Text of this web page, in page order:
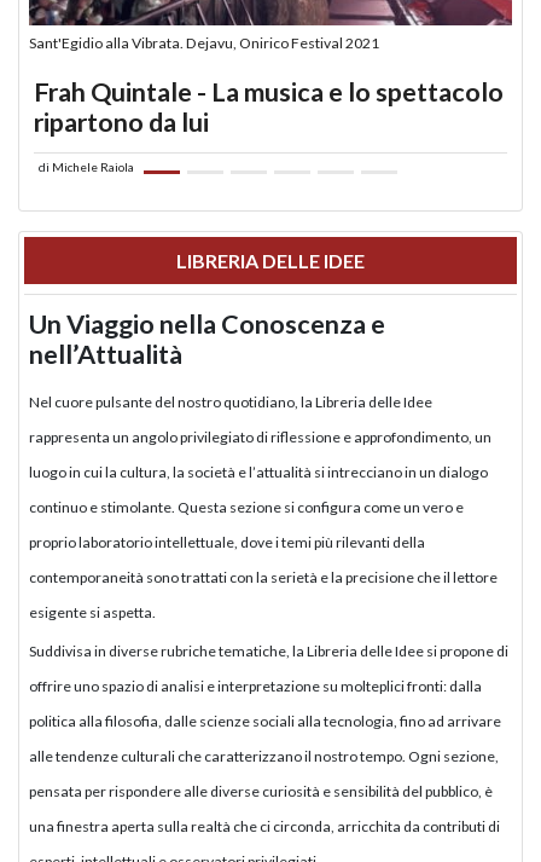
Sant'Egidio alla Vibrata. Dejavu, Onirico Festival 2021
Frah Quintale - La musica e lo spettacolo
ripartono da lui
di Michele Raiola
LIBRERIA DELLE IDEE
Un Viaggio nella Conoscenza e
nell’Attualità
Nel cuore pulsante del nostro quotidiano, la Libreria delle Idee
rappresenta un angolo privilegiato di riflessione e approfondimento, un
luogo in cui la cultura, la società e l’attualità si intrecciano in un dialogo
continuo e stimolante. Questa sezione si configura come un vero e
proprio laboratorio intellettuale, dove i temi più rilevanti della
contemporaneità sono trattati con la serietà e la precisione che il lettore
esigente si aspetta.
Suddivisa in diverse rubriche tematiche, la Libreria delle Idee si propone di
offrire uno spazio di analisi e interpretazione su molteplici fronti: dalla
politica alla filosofia, dalle scienze sociali alla tecnologia, fino ad arrivare
alle tendenze culturali che caratterizzano il nostro tempo. Ogni sezione,
pensata per rispondere alle diverse curiosità e sensibilità del pubblico, è
una finestra aperta sulla realtà che ci circonda, arricchita da contributi di